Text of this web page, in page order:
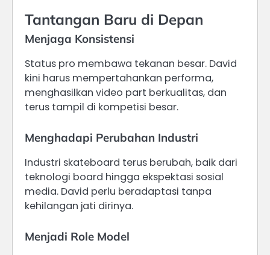
Tantangan Baru di Depan
Menjaga Konsistensi
Status pro membawa tekanan besar. David
kini harus mempertahankan performa,
menghasilkan video part berkualitas, dan
terus tampil di kompetisi besar.
Menghadapi Perubahan Industri
Industri skateboard terus berubah, baik dari
teknologi board hingga ekspektasi sosial
media. David perlu beradaptasi tanpa
kehilangan jati dirinya.
Menjadi Role Model